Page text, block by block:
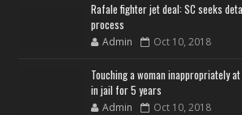
Rafale fighter jet deal: SC seeks
process
Admin Oct 10, 2018
Touching a woman inappropriately
in jail for 5 years
Admin Oct 10, 2018